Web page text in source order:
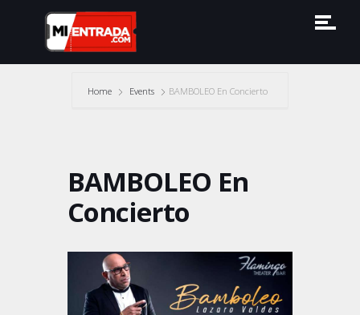
Home Events BAMBOLEO En Concierto
BAMBOLEO En
Concierto